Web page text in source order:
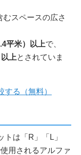
スペースの広さ
平米）以上で、
上とされていま
る（無料）
は「R」「L」
用されるアルファ